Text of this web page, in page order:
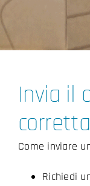
Invia il
Come inviare
Richiedi